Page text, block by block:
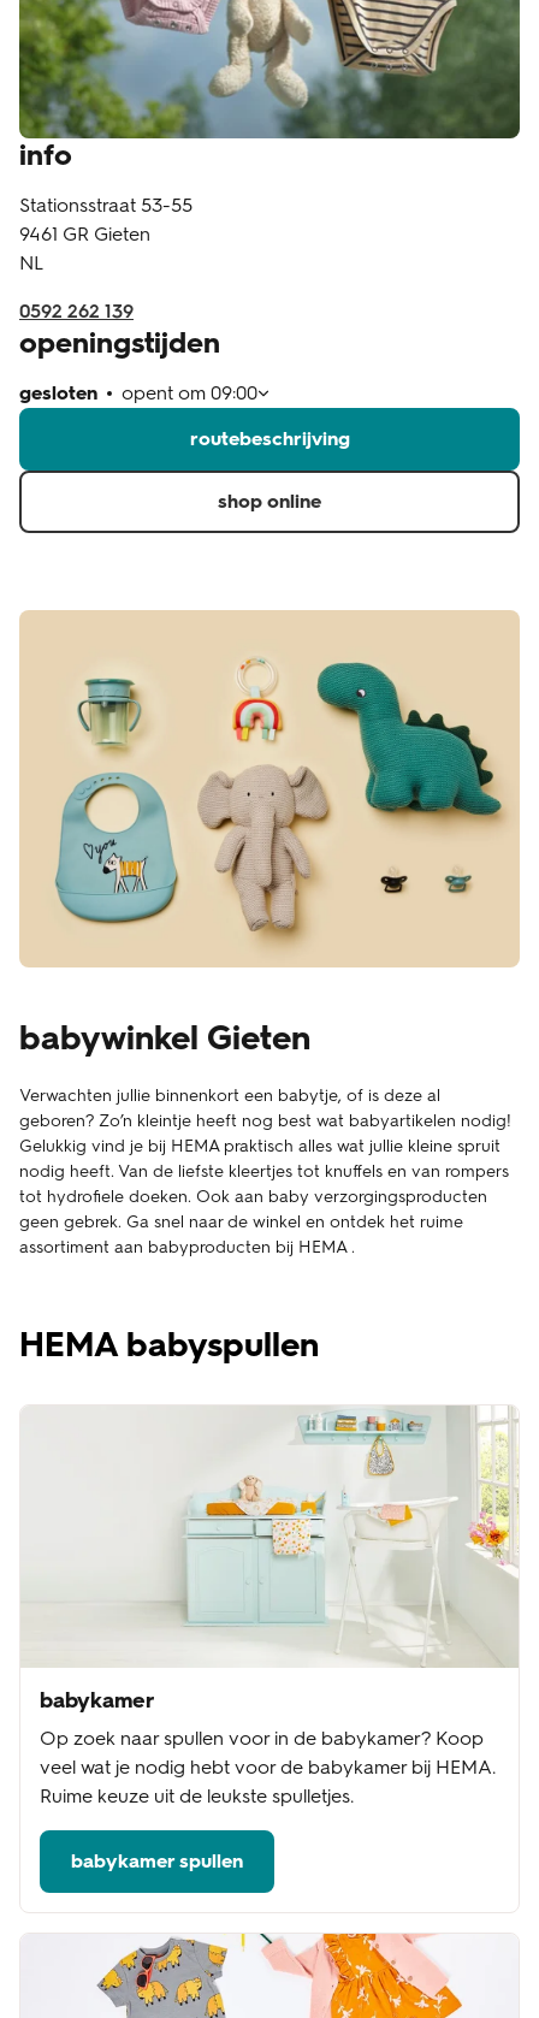
klantenservice
info
Stationsstraat 53-55
9461 GR Gieten
NL
0592 262 139
openingstijden
gesloten opent om 09:00
routebeschrijving
shop online
babywinkel Gieten
Verwachten jullie binnenkort een babytje, of is deze al
geboren? Zo’n kleintje heeft nog best wat babyartikelen nodig!
Gelukkig vind je bij HEMA praktisch alles wat jullie kleine spruit
nodig heeft. Van de liefste kleertjes tot knuffels en van rompers
tot hydrofiele doeken. Ook aan baby verzorgingsproducten
geen gebrek. Ga snel naar de winkel en ontdek het ruime
assortiment aan babyproducten bij HEMA .
HEMA babyspullen
babykamer
Op zoek naar spullen voor in de babykamer? Koop
veel wat je nodig hebt voor de babykamer bij HEMA.
Ruime keuze uit de leukste spulletjes.
babykamer spullen